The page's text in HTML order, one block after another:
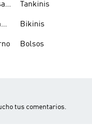
Tankinis
Bikinis
Bolsos
tus comentarios.